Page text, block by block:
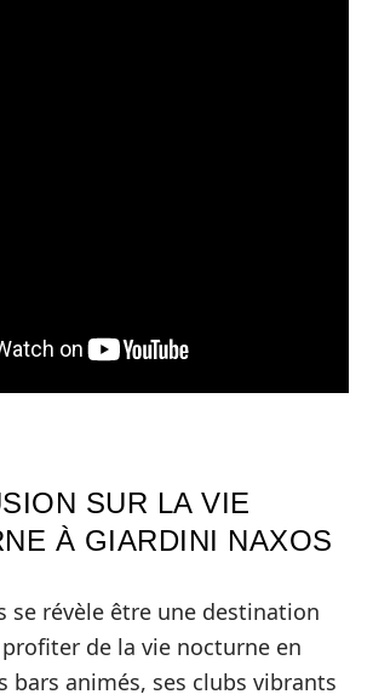
SUR LA VIE
À GIARDINI NAXOS
se révèle être une destination
de la vie nocturne en
bars animés, ses clubs vibrants